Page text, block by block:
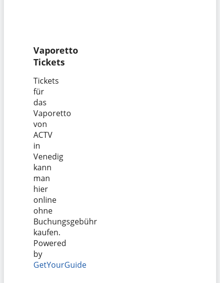
Vaporetto
Tickets
Tickets
für
das
Vaporetto
von
ACTV
in
Venedig
kann
man
hier
online
ohne
Buchungsgebühr
kaufen.
Powered
by
GetYourGuide